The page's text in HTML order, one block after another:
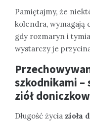
Pamiętajmy, że
kolendra, wymagają
gdy rozmaryn i
wystarczy je
szkodnikami –
ziół
Długość życia zioła